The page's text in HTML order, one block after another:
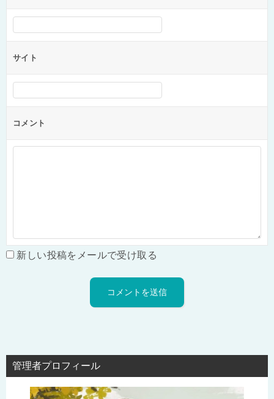
サイト
コメント
新しい投稿をメールで受け取る
管理者プロフィール